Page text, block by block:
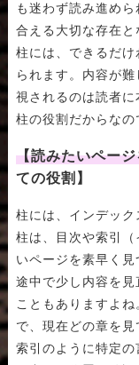
も迷わず読み進め
合える大切な存在と
柱には、できるだ
られます。内容が
視されるのは読者
柱の役割だからなの
【読みたいペー
ての役割】
柱には、インデック
柱は、目次や索引
いページを素早く
途中で少し内容を
こともありますよ
で、現在どの章を見
索引のように特定